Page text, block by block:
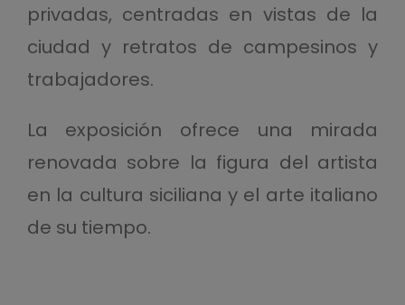
privadas, centradas en vistas de la
ciudad y retratos de campesinos y
trabajadores.
La exposición ofrece una mirada
renovada sobre la figura del artista
en la cultura siciliana y el arte italiano
de su tiempo.